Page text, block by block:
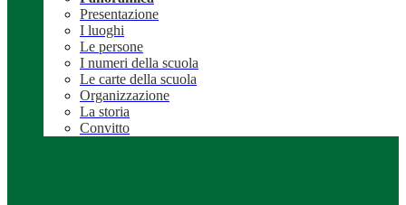
Presentazione
I luoghi
Le persone
I numeri della scuola
Le carte della scuola
Organizzazione
La storia
Convitto